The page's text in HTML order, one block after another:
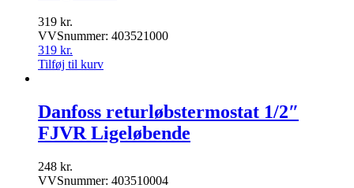
319 kr.
VVSnummer: 403521000
319 kr.
Tilføj til kurv
Danfoss returløbstermostat 1/2″
FJVR Ligeløbende
248 kr.
VVSnummer: 403510004